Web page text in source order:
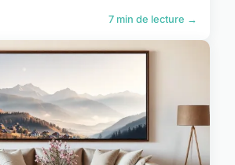
7 min de lecture →